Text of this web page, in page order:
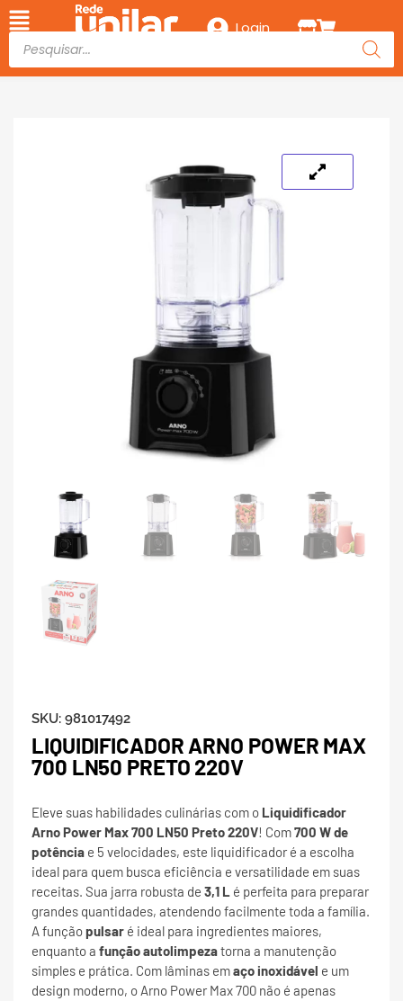
Login
SKU: 981017492
LIQUIDIFICADOR ARNO POWER MAX
700 LN50 PRETO 220V
Eleve suas habilidades culinárias com o Liquidificador
Arno Power Max 700 LN50 Preto 220V! Com700 W de
potência e 5 velocidades, este liquidificador é a escolha
ideal para quem busca eficiência e versatilidade em suas
receitas. Sua jarra robusta de 3,1 L é perfeita para preparar
grandes quantidades, atendendo facilmente toda a família.
A funçãopulsar é ideal para ingredientes maiores,
enquanto a função autolimpezatorna a manutenção
simples e prática. Com lâminas emaço inoxidável e um
design moderno, o Arno Power Max 700 não é apenas